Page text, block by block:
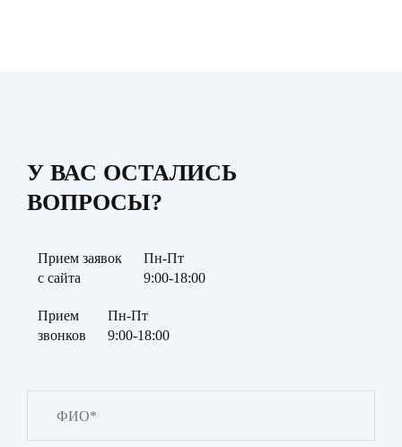
У ВАС ОСТАЛИСЬ
ВОПРОСЫ?
Прием заявок
с сайта
Пн-Пт
9:00-18:00
Прием
звонков
Пн-Пт
9:00-18:00